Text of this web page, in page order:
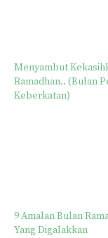
Menyambut
Ramadhan.. (Bulan
Keberkatan)
9 Amalan Bulan
Yang Digalakkan